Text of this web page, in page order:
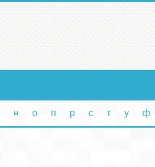
н о п р с т у ф